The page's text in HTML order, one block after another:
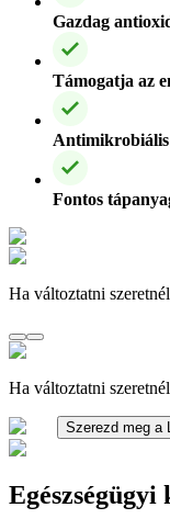
Gazdag
Támogatja az
Fontos
Ha változtatni
Ha változtatni
Szerezd meg a
Egészségügyi